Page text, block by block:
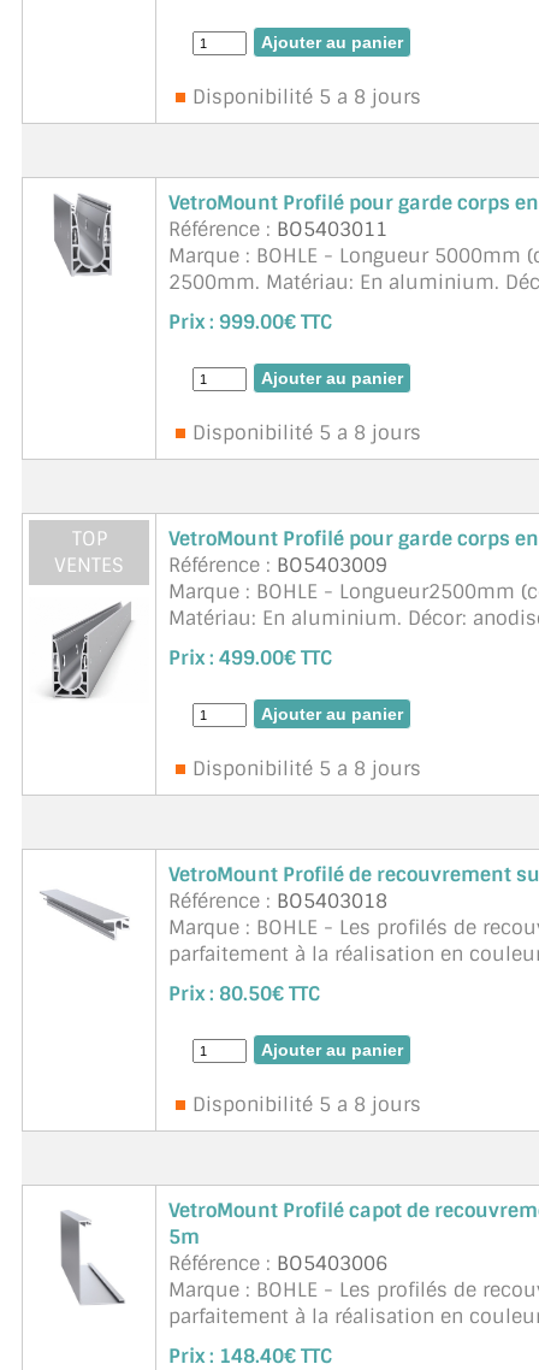
GARDE CORPS EN VERRE
VERRIÈRE TYPE ATELIER
VERRES TEXTURÉS
PLEXIGLAS PMMA
ACCESSOIRES & QUINCAILLERIE
CATALOGUE DE PROFILS ET FIXATION DU VERRE
LES PROFILS PAROI DE VERRE
VITRINE EN VERRE
CONNECTEURS ET ASSEMBLAGE DE VERRES
PLATS ET CORNIÈRES
LES CHARNIÈRES DE PORTE EN VERRE
BARRES DE STABILISATION
JOINTS D'ÉTANCHÉITÉS
LE CATALOGUE ACCESSOIRES (STROMBINOSCOPE)
ACCESSOIRES EN PROMOTIONS
EXEMPLES, RÉALISATIONS, INSPIRATIONS
NUANCIER RAL
COMMENT COUPER DU VERRE ?
Disponibilité 5 a 8 jours
VetroMount Profilé pour garde corps
Référence : BO5403011
Marque : BOHLE - Longueur 5000mm
2500mm. Matériau: En aluminium.
E6/C0. Le nouveau système de
Prix : 999.00€ TTC
Disponibilité 5 a 8 jours
TOP
VENTES
VetroMount Profilé pour garde corps
Référence : BO5403009
Marque : BOHLE - Longueur2500mm
Matériau: En aluminium. Décor:
nouveau système de garde-corps
Prix : 499.00€ TTC
Disponibilité 5 a 8 jours
VetroMount Profilé de recouvrement
Référence : BO5403018
Marque : BOHLE - Les profilés de
parfaitement à la réalisation en
sont les joints d'étanchéité ...
Prix : 80.50€ TTC
Disponibilité 5 a 8 jours
VetroMount Profilé capot de
5m
Référence : BO5403006
Marque : BOHLE - Les profilés de
parfaitement à la réalisation en
sont les joints d'étanchéité ...
Prix : 148.40€ TTC